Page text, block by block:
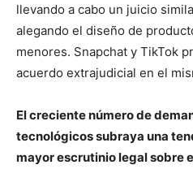
llevando a cabo un juicio
alegando el diseño de
menores. Snapchat y TikTok
acuerdo extrajudicial en el
El creciente número de
tecnológicos subraya una
mayor escrutinio legal sobre